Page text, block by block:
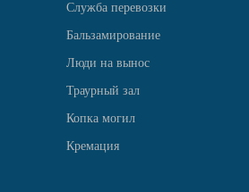
Служба перевозки
Бальзамирование
Люди на вынос
Траурный зал
Копка могил
Кремация